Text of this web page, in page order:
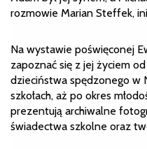
rozmowie Marian Steffek,
Na wystawie poświęconej
zapoznać się z jej życiem
dzieciństwa spędzonego w
szkołach, aż po okres
prezentują archiwalne
świadectwa szkolne oraz